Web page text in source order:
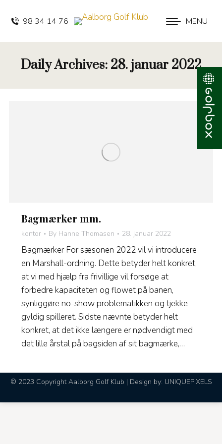
MENU
98 34 14 76
Daily Archives: 28. januar 2022
Bagmærker mm.
kontor By Hanne Thomasen 28. januar 2022
Bagmærker For sæsonen 2022 vil vi introducere
en Marshall-ordning. Dette betyder helt konkret,
at vi med hjælp fra frivillige vil forsøge at
forbedre kapaciteten og flowet på banen,
synliggøre no-show problematikken og tjekke
gyldig spilleret. Sidste nævnte betyder helt
konkret, at det ikke længere er nødvendigt med
det lille årstal på bagsiden af sit bagmærke,…
© 2023 Copyright Aalborg Golf Klub | Design by: UNIQUEPIXELS